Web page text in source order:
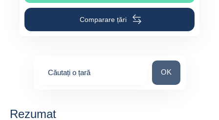
Comparare țări
Căutați o țară Căutați o țară
OK
Rezumat